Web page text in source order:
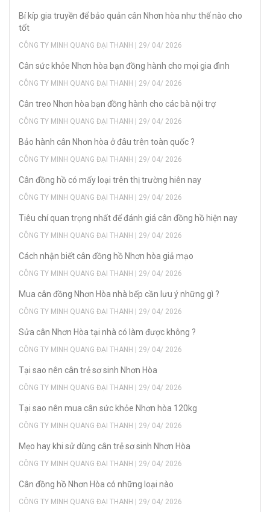
Bí kíp gia truyền để bảo quản cân Nhơn hòa như thế nào cho
tốt
CÔNG TY MINH QUANG ĐẠI THANH | 29/ 04/ 2026
Cân sức khỏe Nhơn hòa bạn đồng hành cho mọi gia đình
CÔNG TY MINH QUANG ĐẠI THANH | 29/ 04/ 2026
Cân treo Nhơn hòa bạn đồng hành cho các bà nội trợ
CÔNG TY MINH QUANG ĐẠI THANH | 29/ 04/ 2026
Bảo hành cân Nhơn hòa ở đâu trên toàn quốc ?
CÔNG TY MINH QUANG ĐẠI THANH | 29/ 04/ 2026
Cân đồng hồ có mấy loại trên thị trường hiên nay
CÔNG TY MINH QUANG ĐẠI THANH | 29/ 04/ 2026
Tiêu chí quan trọng nhất để đánh giá cân đồng hồ hiện nay
CÔNG TY MINH QUANG ĐẠI THANH | 29/ 04/ 2026
Cách nhận biết cân đồng hồ Nhơn hòa giả mạo
CÔNG TY MINH QUANG ĐẠI THANH | 29/ 04/ 2026
Mua cân đồng Nhơn Hòa nhà bếp cần lưu ý những gì ?
CÔNG TY MINH QUANG ĐẠI THANH | 29/ 04/ 2026
Sửa cân Nhơn Hòa tại nhà có làm được không ?
CÔNG TY MINH QUANG ĐẠI THANH | 29/ 04/ 2026
Tại sao nên cân trẻ sơ sinh Nhơn Hòa
CÔNG TY MINH QUANG ĐẠI THANH | 29/ 04/ 2026
Tại sao nên mua cân sức khỏe Nhơn hòa 120kg
CÔNG TY MINH QUANG ĐẠI THANH | 29/ 04/ 2026
Mẹo hay khi sử dùng cân trẻ sơ sinh Nhơn Hòa
CÔNG TY MINH QUANG ĐẠI THANH | 29/ 04/ 2026
Cân đồng hồ Nhơn Hòa có những loại nào
CÔNG TY MINH QUANG ĐẠI THANH | 29/ 04/ 2026